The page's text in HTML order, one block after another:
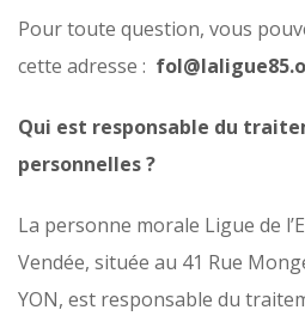
Pour toute question, vous
cette adresse :
Qui est responsable du
personnelles ?
La personne morale Ligue de
Vendée, située au 41 Rue
YON, est responsable du